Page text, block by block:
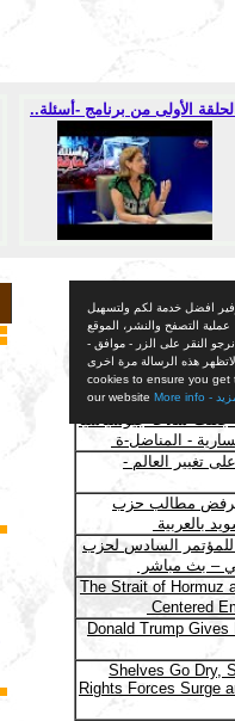
الحلقة الأولى من برنامج -أسئلة..